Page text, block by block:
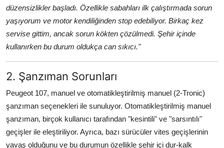
düzensizlikler başladı. Özellikle sabahları ilk çalıştırmada sorun
yaşıyorum ve motor kendiliğinden stop edebiliyor. Birkaç kez
servise gittim, ancak sorun kökten çözülmedi. Şehir içinde
kullanırken bu durum oldukça can sıkıcı."
2. Şanzıman Sorunları
Peugeot 107, manuel ve otomatikleştirilmiş manuel (2-Tronic)
şanzıman seçenekleri ile sunuluyor. Otomatikleştirilmiş manuel
şanzıman, birçok kullanıcı tarafından "kesintili" ve "sarsıntılı"
geçişler ile eleştiriliyor. Ayrıca, bazı sürücüler vites geçişlerinin
yavaş olduğunu ve bu durumun özellikle şehir içi dur-kalk